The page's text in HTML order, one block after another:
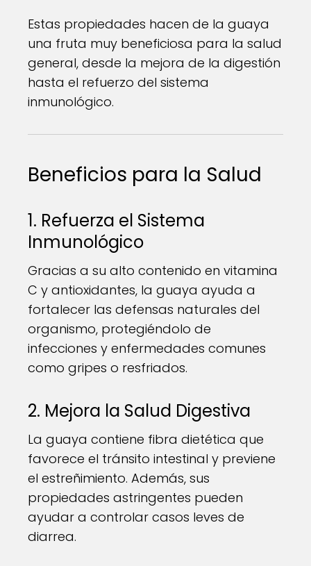
Estas propiedades hacen de la guaya
una fruta muy beneficiosa para la salud
general, desde la mejora de la digestión
hasta el refuerzo del sistema
inmunológico.
Beneficios para la Salud
1. Refuerza el Sistema
Inmunológico
Gracias a su alto contenido en vitamina
C y antioxidantes, la guaya ayuda a
fortalecer las defensas naturales del
organismo, protegiéndolo de
infecciones y enfermedades comunes
como gripes o resfriados.
2. Mejora la Salud Digestiva
La guaya contiene fibra dietética que
favorece el tránsito intestinal y previene
el estreñimiento. Además, sus
propiedades astringentes pueden
ayudar a controlar casos leves de
diarrea.